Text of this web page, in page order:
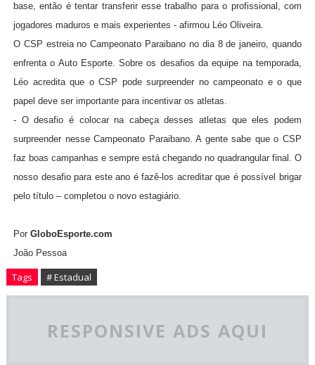
base, então é tentar transferir esse trabalho para o profissional, com
jogadores maduros e mais experientes - afirmou Léo Oliveira.
O CSP estreia no Campeonato Paraibano no dia 8 de janeiro, quando
enfrenta o Auto Esporte. Sobre os desafios da equipe na temporada,
Léo acredita que o CSP pode surpreender no campeonato e o que
papel deve ser importante para incentivar os atletas.
- O desafio é colocar na cabeça desses atletas que eles podem
surpreender nesse Campeonato Paraibano. A gente sabe que o CSP
faz boas campanhas e sempre está chegando no quadrangular final. O
nosso desafio para este ano é fazê-los acreditar que é possível brigar
pelo título – completou o novo estagiário.
Por GloboEsporte.com
João Pessoa
Tags # Estadual
RESPONSIVE ADS AQUI